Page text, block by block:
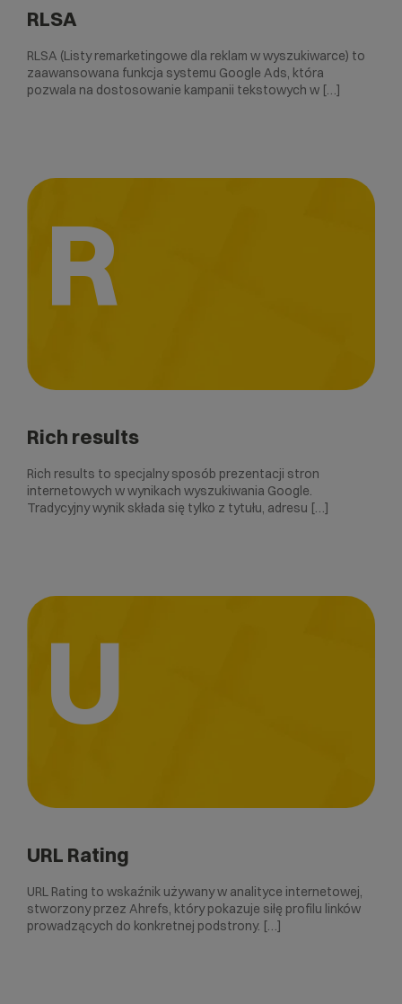
RLSA
RLSA (Listy remarketingowe dla reklam w wyszukiwarce) to
zaawansowana funkcja systemu Google Ads, która
pozwala na dostosowanie kampanii tekstowych w […]
R
Rich results
Rich results to specjalny sposób prezentacji stron
internetowych w wynikach wyszukiwania Google.
Tradycyjny wynik składa się tylko z tytułu, adresu […]
U
URL Rating
URL Rating to wskaźnik używany w analityce internetowej,
stworzony przez Ahrefs, który pokazuje siłę profilu linków
prowadzących do konkretnej podstrony. […]